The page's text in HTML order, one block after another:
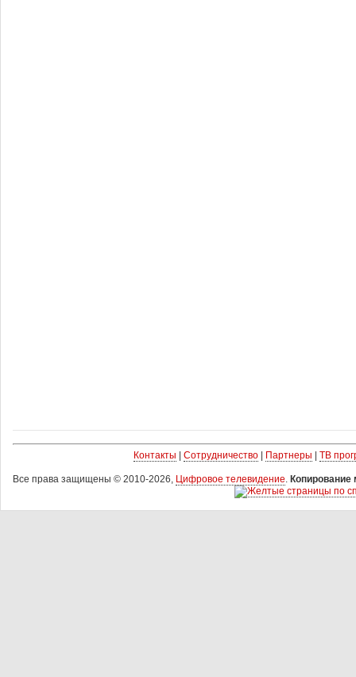
Контакты Сотрудничество| Партнеры ТВ
Все права защищены © 2010-2026, Цифровое телевидение. Копирование